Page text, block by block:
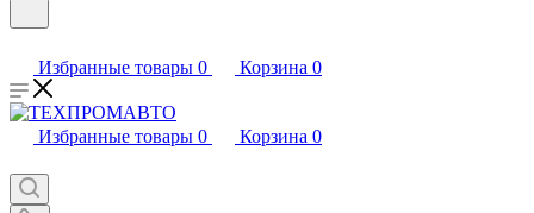
Избранные товары 0 Корзина 0
Избранные товары 0 Корзина 0